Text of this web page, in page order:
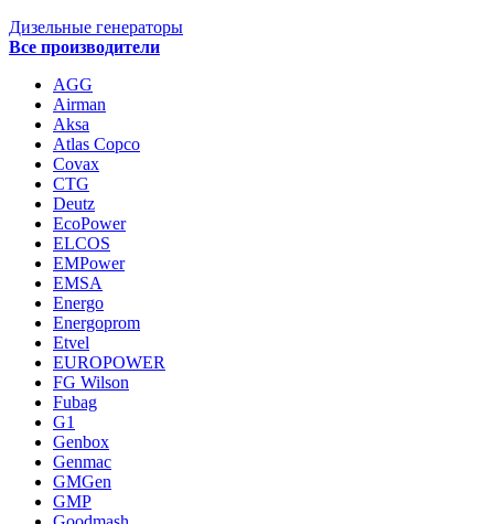
Дизельные генераторы
Все производители
AGG
Airman
Aksa
Atlas Copco
Covax
CTG
Deutz
EcoPower
ELCOS
EMPower
EMSA
Energo
Energoprom
Etvel
EUROPOWER
FG Wilson
Fubag
G1
Genbox
Genmac
GMGen
GMP